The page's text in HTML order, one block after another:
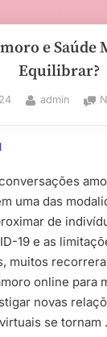
e Saúde
Equilibrar?
By
admin
uma das
de
19 e as
muitos
online para
novas
se tornam